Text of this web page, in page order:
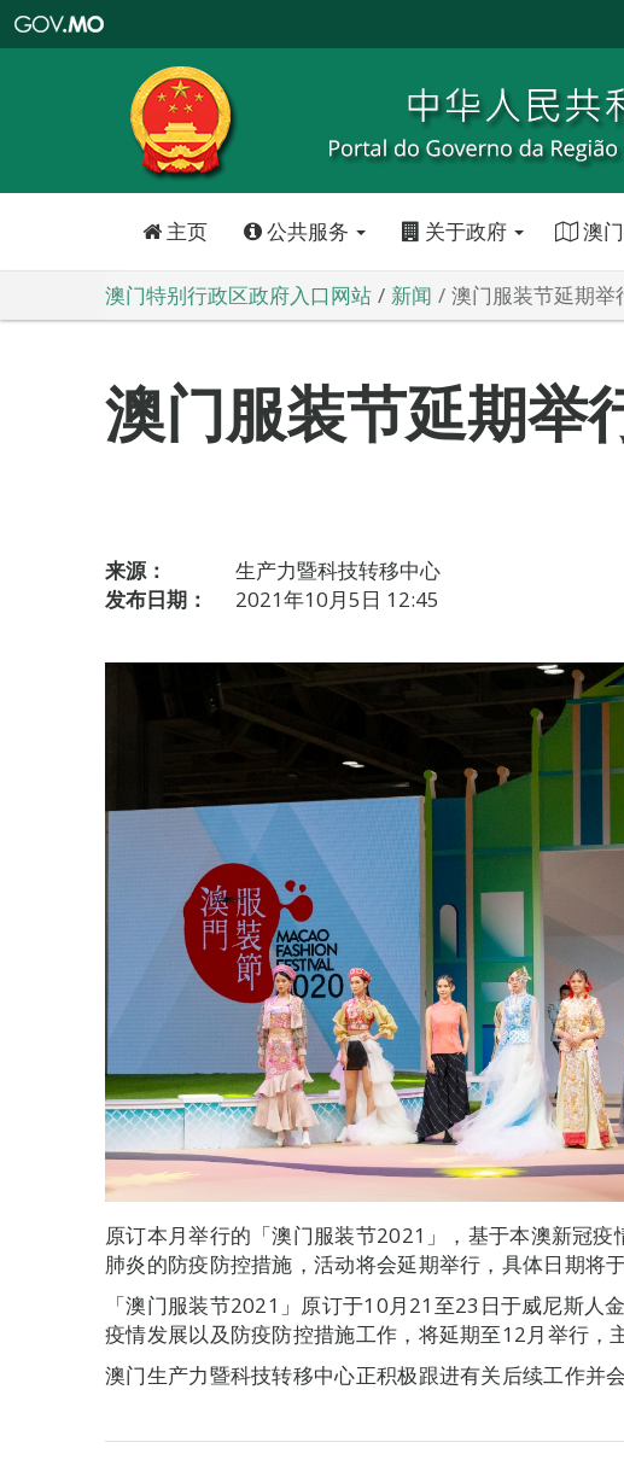
特
政
区
政
口
主页 公共服务 关于政府 澳
澳门特别行政区政府入口网站 新闻 澳门服装节延期举
澳门服装节延期举
来源：
生产力暨科技转移中心
发布日期：
2021年10月5日 12:45
原订本月举行的「澳门服装节2021」，基于本澳新冠
肺炎的防疫防控措施，活动将会延期举行，具体日期将于
「澳门服装节2021」原订于10月21至23日于威尼斯人
疫情发展以及防疫防控措施工作，将延期至12月举行，
澳门生产力暨科技转移中心正积极跟进有关后续工作并